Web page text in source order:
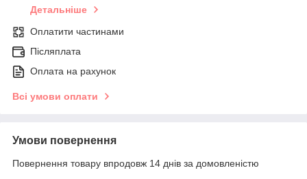
Детальніше
Оплатити частинами
Післяплата
Оплата на рахунок
Всі умови оплати
Умови повернення
Повернення товару впродовж 14 днів за домовленістю